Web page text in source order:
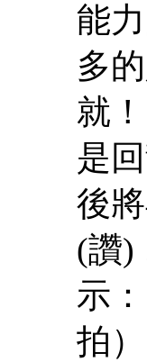
能
多
就
是
後
(
示
拍